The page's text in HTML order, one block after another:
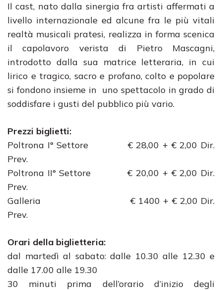
Il cast, nato dalla sinergia fra artisti affermati a
livello internazionale ed alcune fra le più vitali
realtà musicali pratesi, realizza in forma scenica
il capolavoro verista di Pietro Mascagni,
introdotto dalla sua matrice letteraria, in cui
lirico e tragico, sacro e profano, colto e popolare
si fondono insieme in uno spettacolo in grado di
soddisfare i gusti del pubblico più vario.
Prezzi biglietti:
Poltrona I° Settore € 28,00 + € 2,00 Dir.
Prev.
Poltrona II° Settore € 20,00 + € 2,00 Dir.
Prev.
Galleria € 1400 + € 2,00 Dir.
Prev.
Orari della biglietteria:
dal martedì al sabato: dalle 10.30 alle 12.30 e
dalle 17.00 alle 19.30
30 minuti prima dell’orario d’inizio degli